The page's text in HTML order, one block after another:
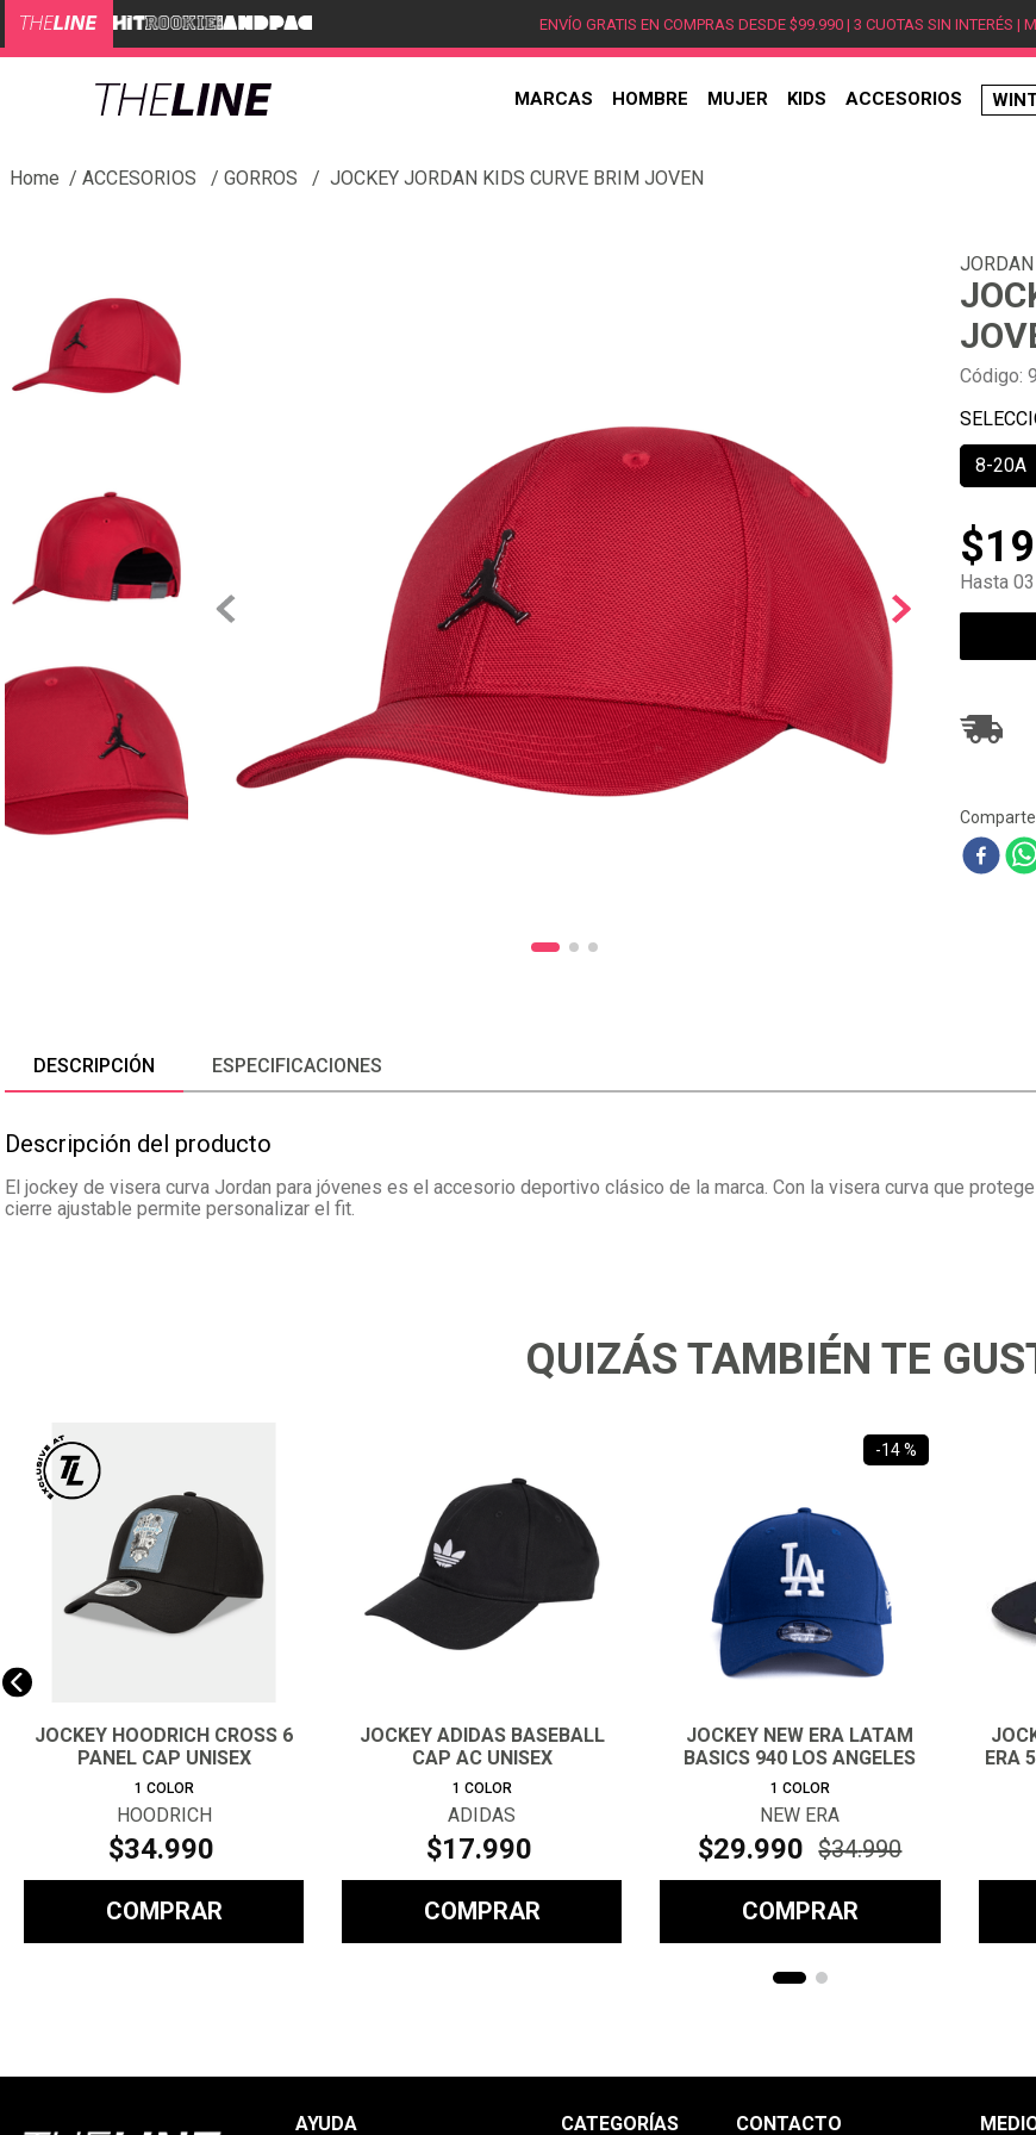
ENVÍO GRATIS EN COMPRAS DESDE $99.990 | 3 CUOTAS SIN INTERÉS |
MARCAS HOMBRE MUJER KIDS ACCESORIOS
ACCESORIOS GORROS JOCKEY JORDAN KIDS CURVE BRIM JOVEN
JORDAN
Código:
8-20A
$19
Hasta
Comparte
DESCRIPCIÓN ESPECIFICACIONES
Descripción del producto
El jockey de visera curva Jordan para jóvenes es el accesorio deportivo clásico de la marca. Con la visera curva que
cierre ajustable permite personalizar el fit.
QUIZÁS TAMBIÉN TE
JOCKEY HOODRICH CROSS 6
PANEL CAP UNISEX
1 COLOR
HOODRICH
$34.990
COMPRAR
JOCKEY ADIDAS BASEBALL
CAP AC UNISEX
1 COLOR
ADIDAS
$17.990
COMPRAR
-14 %
JOCKEY NEW ERA LATAM
BASICS 940 LOS ANGELES
DODGER
1 COLOR
NEW ERA
$29.990 $34.990
COMPRAR
ERA
AYUDA CATEGORÍAS CONTACTO
8.
new balance
9.
zapatillas nike
10. ea7